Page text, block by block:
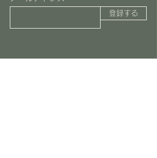
登録する